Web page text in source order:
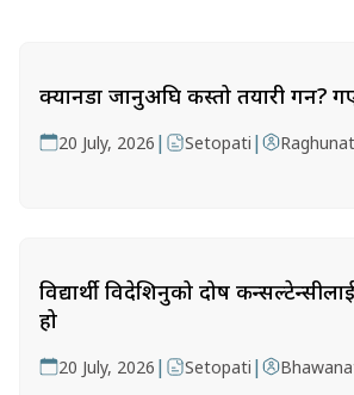
क्यानडा जानुअघि कस्तो तयारी गर्ने?
20 July, 2026 | Setopati |
विद्यार्थी विदेशिनुको दोष
हो
20 July, 2026 | Setopati |